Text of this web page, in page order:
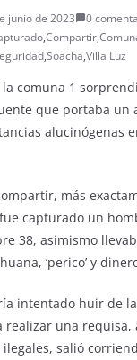
junio de 2023
0
,Compartir,
,Soacha,Villa Luz
comuna 1
que portaba un
alucinógenas
más
capturado un
38, asimismo
‘perico’ y
intentado huir de
realizar una requisa,
salió